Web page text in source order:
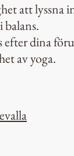
att lyssna
balans.
efter dina
av yoga.